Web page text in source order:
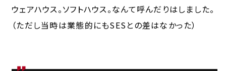
ウェアハウス。ソフトハウス。なんて呼んだりはしました。
（ただし当時は業態的にもSESとの差はなかった）